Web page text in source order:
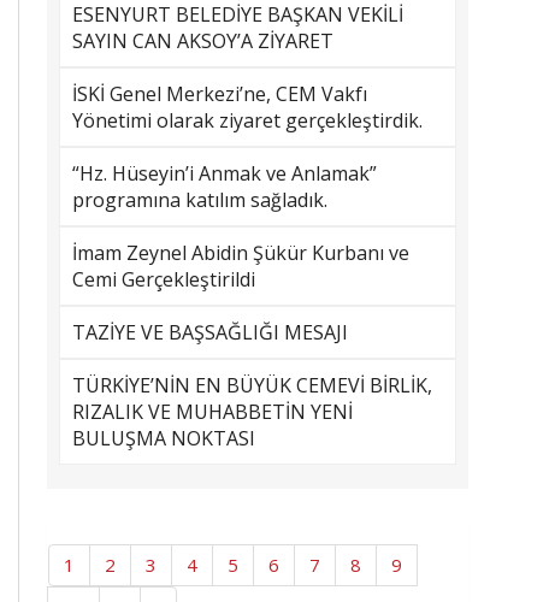
ESENYURT BELEDİYE BAŞKAN VEKİLİ
SAYIN CAN AKSOY’A ZİYARET
İSKİ Genel Merkezi’ne, CEM Vakfı
Yönetimi olarak ziyaret gerçekleştirdik.
“Hz. Hüseyin’i Anmak ve Anlamak”
programına katılım sağladık.
İmam Zeynel Abidin Şükür Kurbanı ve
Cemi Gerçekleştirildi
TAZİYE VE BAŞSAĞLIĞI MESAJI
TÜRKİYE’NİN EN BÜYÜK CEMEVİ BİRLİK,
RIZALIK VE MUHABBETİN YENİ
BULUŞMA NOKTASI
1 2 3 4 5 6 7 8
9